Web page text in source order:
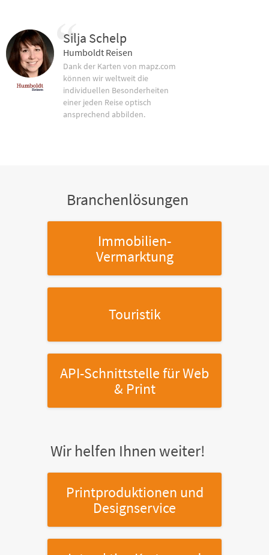
Silja Schelp
Humboldt Reisen
Dank der Karten von mapz.com
können wir weltweit die
individuellen Besonderheiten
einer jeden Reise optisch
ansprechend abbilden.
Branchenlösungen
Immobilien-
Vermarktung
Touristik
API-Schnittstellefür Web
& Print
Wir helfen Ihnen weiter!
Printproduktionen und
Designservice